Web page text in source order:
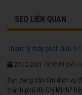
SEO LIÊN QUAN
Thanh lý máy phát điện TP
27/12/2021 10:10:49 CH
Bạn đang cần tìm dịch vụ
thành phố Hồ Chí Minh?